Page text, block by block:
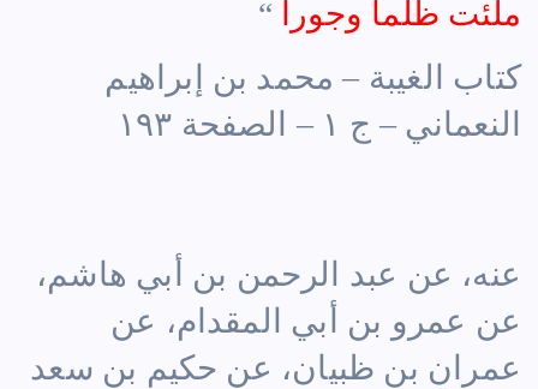
ملئت ظلما وجورا
“
كتاب الغيبة – محمد بن إبراهيم
النعماني – ج ١ – الصفحة ١٩٣
عنه، عن عبد الرحمن بن أبي هاشم،
عن عمرو بن أبي المقدام، عن
عمران بن ظبيان، عن حكيم بن سعد